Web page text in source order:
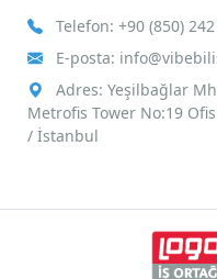
Telefon: +90 (850)
E-posta:
Adres: Yeşilbağlar
Metrofis Tower No:19
/ İstanbul